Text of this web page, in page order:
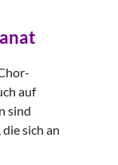
auf
sind
sich an